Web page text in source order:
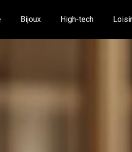
Bijoux High-tech